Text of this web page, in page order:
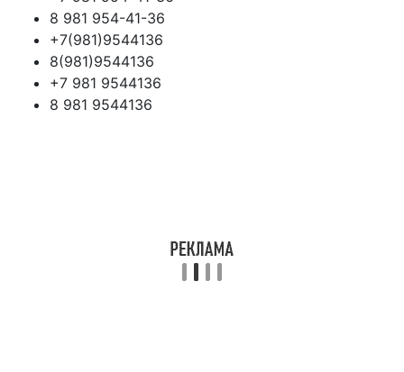
8 981 954-41-36
+7(981)9544136
8(981)9544136
+7 981 9544136
8 981 9544136